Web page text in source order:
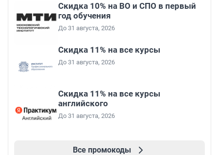
Скидка 10% на ВО и СПО в первый
год обучения
До 31 августа, 2026
Скидка 11% на все курсы
До 31 августа, 2026
Скидка 11% на все курсы
английского
До 31 августа, 2026
Все промокоды